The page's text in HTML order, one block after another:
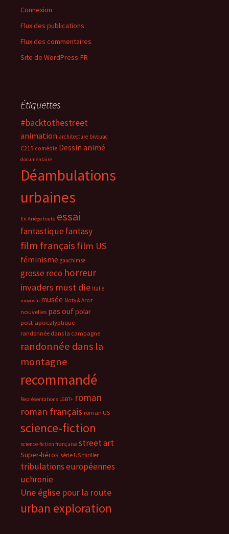
Connexion
Flux des publications
Flux des commentaires
Site de WordPress-FR
Étiquettes
#backtothestreet
animation architecture bivouac
C215 comédie Dessin animé
documentaire
Déambulations
urbaines
En Ariège toute essai
fantastiquefantasy
film français film US
féminisme gauchimse
grosse reco horreur
invaders must die Italie
moyoshi musée Noty & Aroz
nouvelles pas oufpolar
post-apocalyptique
randonnée dans la campagne
randonnée dans la
montagne
recommandé
Représentations LGBT+ roman
roman français roman US
science-fiction
science-fiction française street art
Super-héros série US thriller
tribulations européennes
uchronie
Une église pour la route
urban exploration